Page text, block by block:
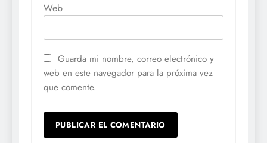
Web
Guarda mi nombre, correo electrónico y
web en este navegador para la próxima vez
que comente.